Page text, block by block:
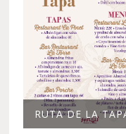
RUTA DE LA